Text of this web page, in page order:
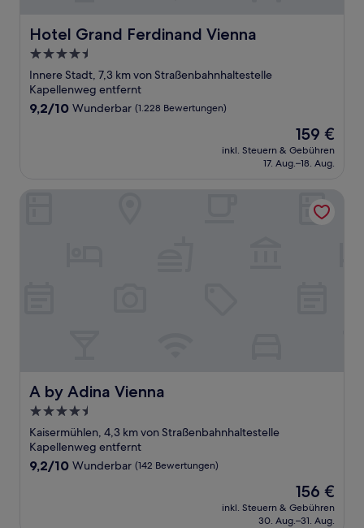
Hotel Grand Ferdinand Vienna
Hotel Grand Ferdinand Vienna
4.5-
Sterne-
Unterkunft
Innere Stadt, 7,3 km von Straßenbahnhaltestelle
Kapellenweg entfernt
9.2
9,2/10 Wunderbar (1.228 Bewertungen)
Der
Preis
beträgt
159 €
inkl. Steuern & Gebühren
17. Aug.–18. Aug.
A by Adina Vienna
A by Adina Vienna
4.5-
Sterne-
Unterkunft
Kaisermühlen, 4,3 km von Straßenbahnhaltestelle
Kapellenweg entfernt
9.2
9,2/10 Wunderbar (142 Bewertungen)
Der
Preis
beträgt
156 €
inkl. Steuern & Gebühren
30. Aug.–31. Aug.